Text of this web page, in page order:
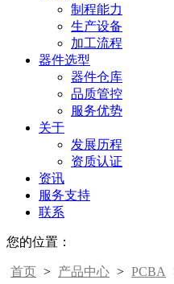
制程能力
生产设备
加工流程
器件选型
器件仓库
品质管控
服务优势
关于
发展历程
资质认证
资讯
服务支持
联系
您的位置：
首页 > 产品中心 > PCBA